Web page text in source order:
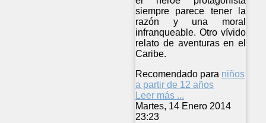
siempre parece tener la
razón y una moral
infranqueable. Otro vívido
relato de aventuras en el
Caribe.
Recomendado para niños
a partir de 12 años
Leer más ...
Martes, 14 Enero 2014
23:23